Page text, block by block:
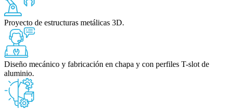
Proyecto de estructuras metálicas 3D.
Diseño mecánico y fabricación en chapa y con perfiles T-slot de
aluminio.